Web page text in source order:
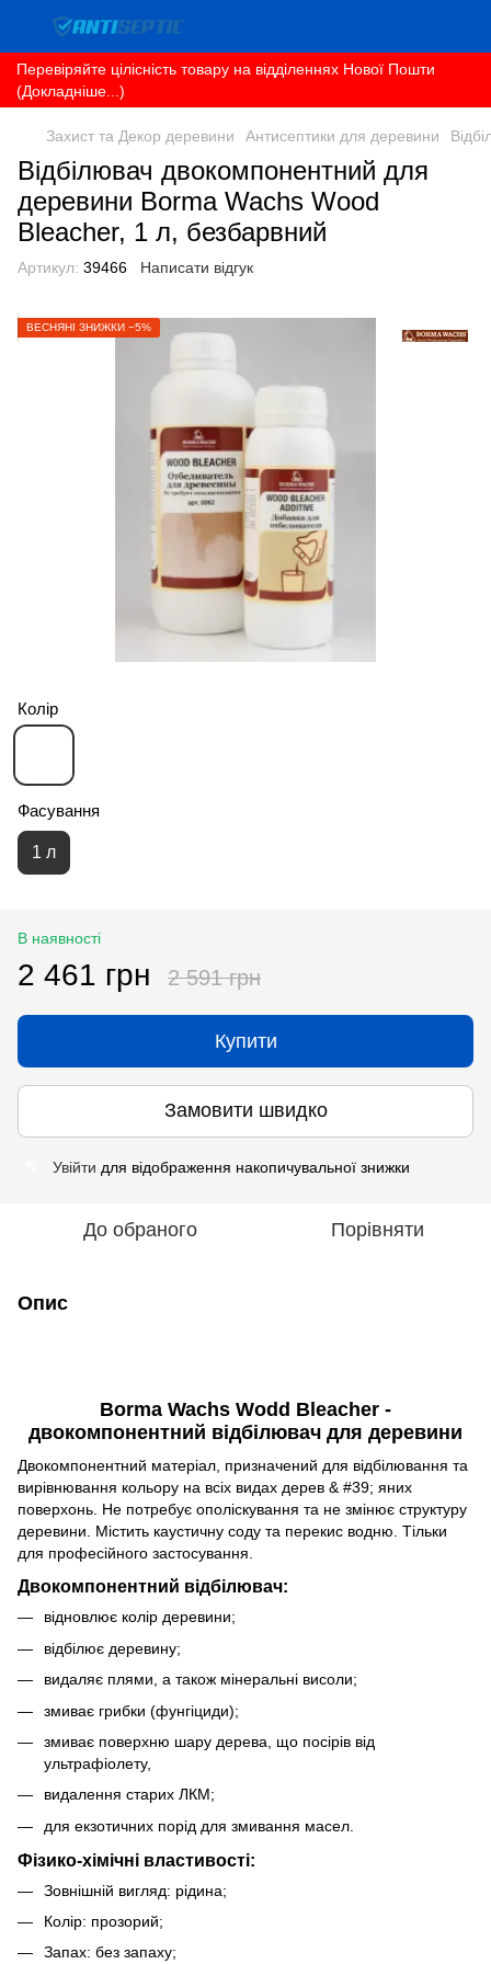
Перевіряйте цілісність товару на відділеннях Нової Пошти
(Докладніше...)
Захист та Декор деревини Антисептики для деревини
Відбілювач двокомпонентний для
деревини Borma Wachs Wood
Bleacher, 1 л, безбарвний
Артикул: 39466 Написати відгук
ВЕСНЯНІ ЗНИЖКИ −5%
Колір
Фасування
1 л
В наявності
2 461 грн 2 591 грн
Купити
Замовити швидко
Увійти для відображення накопичувальної знижки
До обраного Порівняти
Опис
Borma Wachs Wodd Bleacher -
двокомпонентний відбілювач для деревини
Двокомпонентний матеріал, призначений для відбілювання та
вирівнювання кольору на всіх видах дерев & #39; яних
поверхонь. Не потребує ополіскування та не змінює структуру
деревини. Містить каустичну соду та перекис водню. Тільки
для професійного застосування.
Двокомпонентний відбілювач:
відновлює колір деревини;
відбілює деревину;
видаляє плями, а також мінеральні висоли;
змиває грибки (фунгіциди);
змиває поверхню шару дерева, що посірів від
ультрафіолету,
видалення старих ЛКМ;
для екзотичних порід для змивання масел.
Фізико-хімічні властивості:
Зовнішній вигляд: рідина;
Колір: прозорий;
Запах: без запаху;